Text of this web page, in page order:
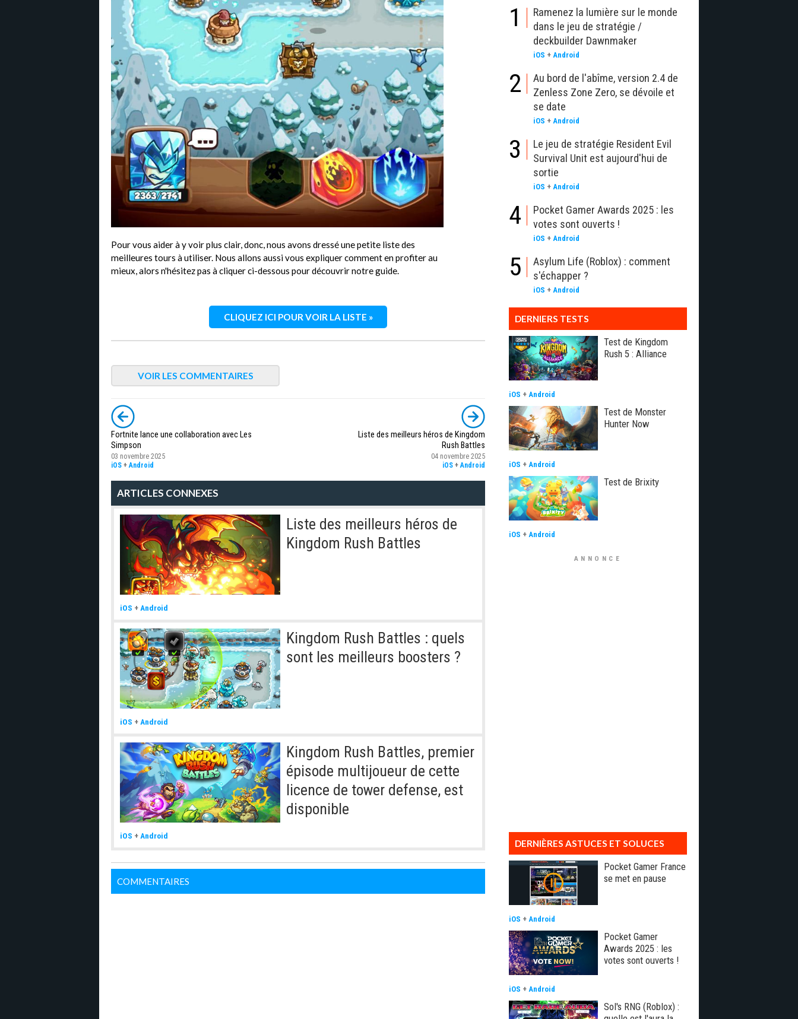
Pour vous aider à y voir plus clair, donc, nous avons dressé une petite liste des
meilleures tours à utiliser. Nous allons aussi vous expliquer comment en profiter au
mieux, alors n'hésitez pas à cliquer ci-dessous pour découvrir notre guide.
CLIQUEZ ICI POUR VOIR LA LISTE »
VOIR LES COMMENTAIRES
Fortnite lance une collaboration avec Les
Simpson
03 novembre 2025
iOS +Android
Liste des meilleurs héros de Kingdom
Rush Battles
04 novembre 2025
iOS +Android
ARTICLES CONNEXES
Liste des meilleurs héros de
Kingdom Rush Battles
iOS + Android
Kingdom Rush Battles : quels
sont les meilleurs boosters ?
iOS + Android
Kingdom Rush Battles, premier
épisode multijoueur de cette
licence de tower defense, est
disponible
iOS + Android
COMMENTAIRES
1
Ramenez la lumière sur le monde
dans le jeu de stratégie /
deckbuilder Dawnmaker
iOS + Android
2
Au bord de l'abîme, version 2.4 de
Zenless Zone Zero, se dévoile et
se date
iOS + Android
3
Le jeu de stratégie Resident Evil
Survival Unit est aujourd'hui de
sortie
iOS + Android
4
Pocket Gamer Awards 2025 : les
votes sont ouverts !
iOS + Android
5
Asylum Life (Roblox) : comment
s'échapper ?
iOS + Android
DERNIERS TESTS
Test de Kingdom
Rush 5 : Alliance
iOS + Android
Test de Monster
Hunter Now
iOS + Android
Test de Brixity
iOS + Android
ANNONCE
DERNIÈRES ASTUCES ET SOLUCES
Pocket Gamer France
se met en pause
iOS + Android
Pocket Gamer
Awards 2025 : les
votes sont ouverts !
iOS + Android
Sol's RNG (Roblox) :